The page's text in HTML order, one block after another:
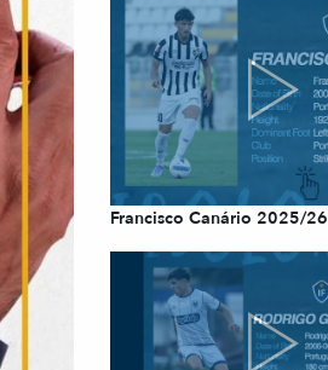
Francisco Canário 2025/26